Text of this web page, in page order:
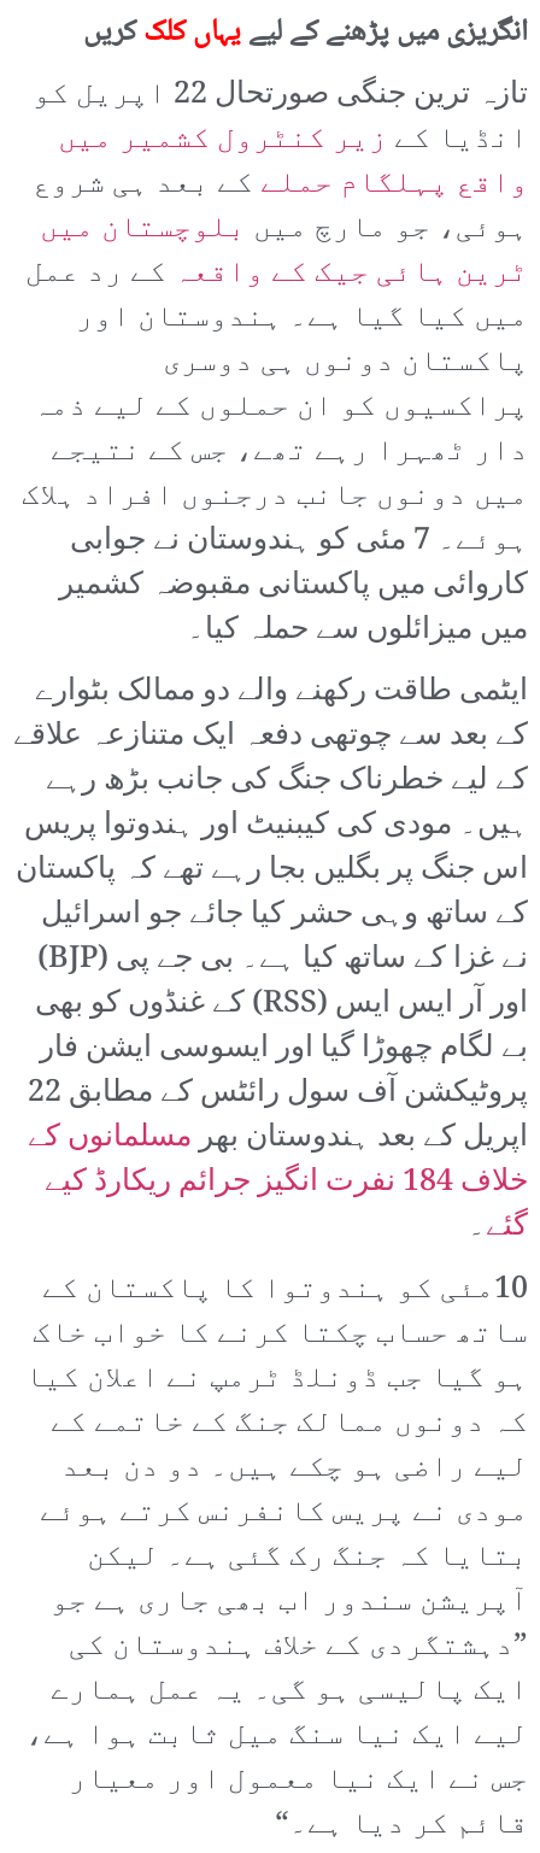
انگریزی میں پڑھنے کے لیےیہاں کلککریں
تازہ ترین جنگی صورتحال 22 اپریل کو
انڈیا کے زیر کنٹرول کشمیر میں
واقع پہلگام حملے کے بعد ہی شروع
ہوئی، جو مارچ میں بلوچستان میں
ٹرین ہائی جیک کے واقعہ کے رد عمل
میں کیا گیا ہے۔ ہندوستان اور
پاکستان دونوں ہی دوسری
پراکسیوں کو ان حملوں کے لیے ذمہ
دار ٹھہرا رہے تھے، جس کے نتیجے
میں دونوں جانب درجنوں افراد ہلاک
ہوئے۔ 7 مئی کو ہندوستان نے جوابی
کاروائی میں پاکستانی مقبوضہ کشمیر
میں میزائلوں سے حملہ کیا۔
ایٹمی طاقت رکھنے والے دو ممالک بٹوارے
کے بعد سے چوتھی دفعہ ایک متنازعہ علاقے
کے لیے خطرناک جنگ کی جانب بڑھ رہے
ہیں۔ مودی کی کیبنیٹ اور ہندوتوا پریس
اس جنگ پر بگلیں بجا رہے تھے کہ پاکستان
کے ساتھ وہی حشر کیا جائے جو اسرائیل
نے غزا کے ساتھ کیا ہے۔ بی جے پی (BJP)
اور آر ایس ایس (RSS) کے غنڈوں کو بھی
بے لگام چھوڑا گیا اور ایسوسی ایشن فار
پروٹیکشن آف سول رائٹس کے مطابق 22
اپریل کے بعد ہندوستان بھرمسلمانوں کے
خلاف 184 نفرت انگیز جرائم ریکارڈ کیے
گئے۔
10مئی کو ہندوتوا کا پاکستان کے
ساتھ حساب چکتا کرنے کا خواب خاک
ہو گیا جب ڈونلڈ ٹرمپ نے اعلان کیا
کہ دونوں ممالک جنگ کے خاتمے کے
لیے راضی ہو چکے ہیں۔ دو دن بعد
مودی نے پریس کانفرنس کرتے ہوئے
بتایا کہ جنگ رک گئی ہے۔ لیکن
آپریشن سندور اب بھی جاری ہے جو
”دہشتگردی کے خلاف ہندوستان کی
ایک پالیسی ہو گی۔ یہ عمل ہمارے
لیے ایک نیا سنگ میل ثابت ہوا ہے،
جس نے ایک نیا معمول اور معیار
قائم کر دیا ہے۔“